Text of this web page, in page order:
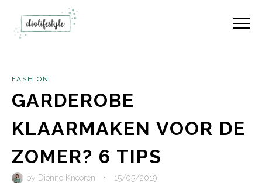
FASHION
GARDEROBE
KLAARMAKEN VOOR DE
ZOMER? 6 TIPS
by Dionne Knooren • 15/05/2019